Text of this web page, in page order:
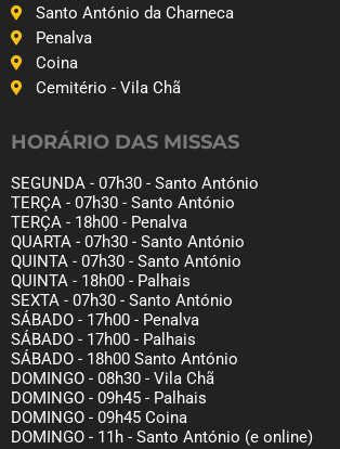
Santo António da Charneca
Penalva
Coina
Cemitério - Vila Chã
HORÁRIO DAS MISSAS
SEGUNDA - 07h30 - Santo António
TERÇA - 07h30 - Santo António
TERÇA - 18h00 - Penalva
QUARTA - 07h30 - Santo António
QUINTA - 07h30 - Santo António
QUINTA - 18h00 - Palhais
SEXTA - 07h30 - Santo António
SÁBADO - 17h00 - Penalva
SÁBADO - 17h00 - Palhais
SÁBADO - 18h00 Santo António
DOMINGO - 08h30 - Vila Chã
DOMINGO - 09h45 - Palhais
DOMINGO - 09h45 Coina
DOMINGO - 11h - Santo António (e online)